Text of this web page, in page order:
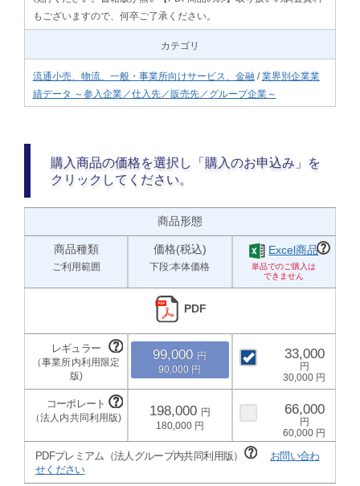
もございますので、何卒ご了承ください。
カテゴリ
流通小売、物流、一般・事業所向けサービス、金融 /業界別企業業
績データ ～参入企業／仕入先／販売先／グループ企業～
購入商品の価格を選択し「購入のお申込み」を
クリックしてください。
商品形態
商品種類
ご利用範囲
価格(税込)
下段:本体価格
Excel商品
PDF
99,000
90,000
33,000
30,000
198,000
180,000
66,000
60,000
PDFプレミアム（法人グループ内共同利用版）
お問い合わ
せください